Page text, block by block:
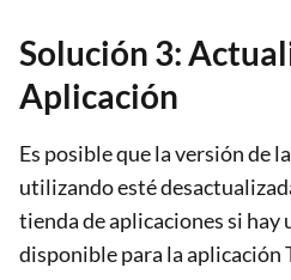
Solución 3:
Aplicación
Es posible que la versión de
utilizando esté
tienda de aplicaciones si hay
disponible para la aplicación